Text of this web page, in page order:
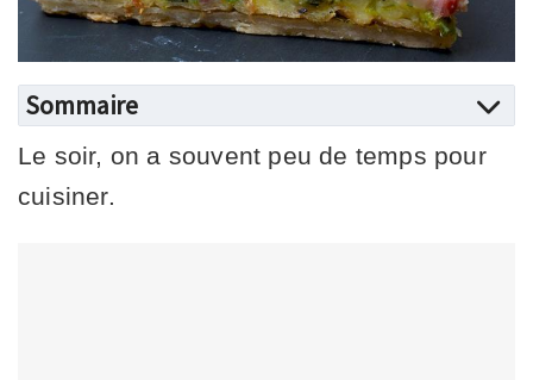
Sommaire
Le soir, on a souvent peu de temps pour
cuisiner.